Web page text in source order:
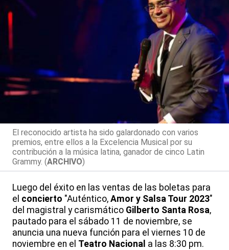
El reconocido artista ha sido galardonado con varios
premios, entre ellos a la Excelencia Musical por su
contribución a la música latina, ganador de cinco Latin
Grammy. (ARCHIVO)
Luego del éxito en las ventas de las boletas para
el concierto "Auténtico, Amor y Salsa Tour 2023"
del magistral y carismático Gilberto Santa Rosa,
pautado para el sábado 11 de noviembre, se
anuncia una nueva función para el viernes 10 de
noviembre en el Teatro Nacional a las 8:30 pm.